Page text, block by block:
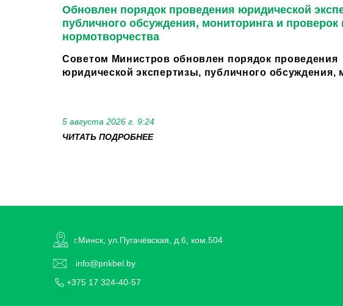
Обновлен порядок проведения юридической
публичного обсуждения, мониторинга и
нормотворчества
Советом Министров обновлен порядок проведения
юридической экспертизы, публичного обсуждения,
5 августа 2026 г. 9:24
ЧИТАТЬ ПОДРОБНЕЕ
г.Минск, ул.Пугачёвская, д.6, ком.504
info@pnkbel.by
+375 17 324-40-57